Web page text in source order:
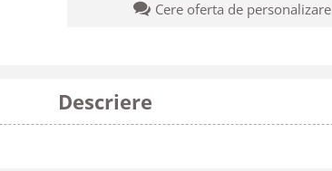
Cere oferta de personalizare
Descriere